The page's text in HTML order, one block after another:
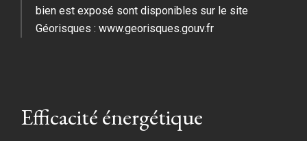
bien est exposé sont disponibles sur le site
Géorisques : www.georisques.gouv.fr
Efficacité énergétique